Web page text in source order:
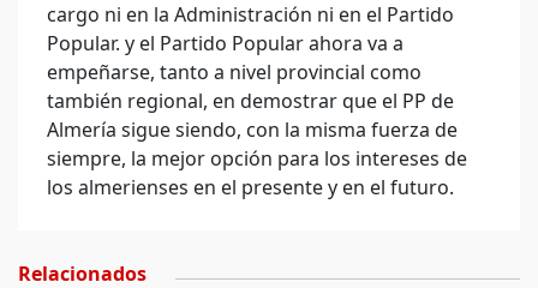
cargo ni en la Administración ni en el Partido
Popular. y el Partido Popular ahora va a
empeñarse, tanto a nivel provincial como
también regional, en demostrar que el PP de
Almería sigue siendo, con la misma fuerza de
siempre, la mejor opción para los intereses de
los almerienses en el presente y en el futuro.
Relacionados